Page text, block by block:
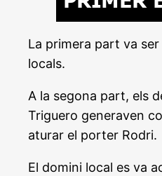
La primera part va
locals.
A la segona part, els
Triguero generaven
aturar el porter Rodri.
El domini local es va